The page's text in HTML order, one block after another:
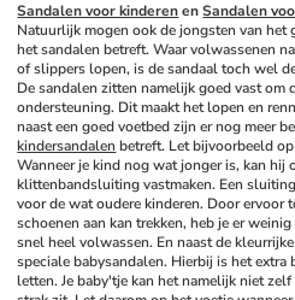
Sandalen voor kinderen en Sandalen
Natuurlijk mogen ook de jongsten van het
het sandalen betreft. Waar volwassenen
of slippers lopen, is de sandaal toch wel
De sandalen zitten namelijk goed vast om
ondersteuning. Dit maakt het lopen en
kindersandalen betreft. Let bijvoorbeeld
Wanneer je kind nog wat jonger is, kan hij
klittenbandsluiting vastmaken. Een
voor de wat oudere kinderen. Door ervoor
schoenen aan kan trekken, heb je er
snel heel volwassen. En naast de
speciale babysandalen. Hierbij is het extra
letten. Je baby'tje kan het namelijk niet